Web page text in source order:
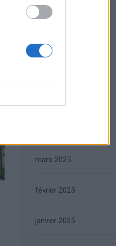
août 2025
mars 2025
février 2025
janvier 2025